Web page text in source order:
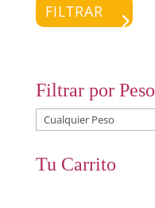
FILTRAR
Filtrar por Peso
Tu Carrito